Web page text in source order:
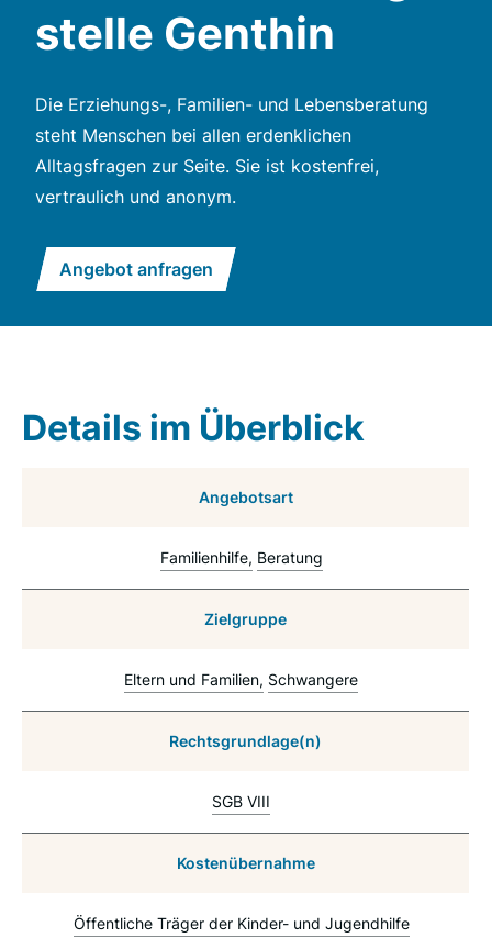
stelle Genthin
Die Erziehungs-, Familien- und Lebensberatung
steht Menschen bei allen erdenklichen
Alltagsfragen zur Seite. Sie ist kostenfrei,
vertraulich und anonym.
Angebot anfragen
Details im Überblick
Angebotsart
Familienhilfe Beratung
Zielgruppe
Eltern und Familien Schwangere
Rechtsgrundlage(n)
SGB VIII
Kostenübernahme
Öffentliche Träger der Kinder- und Jugendhilfe